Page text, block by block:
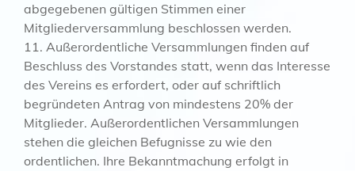
abgegebenen gültigen Stimmen einer
Mitgliederversammlung beschlossen werden.
11. Außerordentliche Versammlungen finden auf
Beschluss des Vorstandes statt, wenn das Interesse
des Vereins es erfordert, oder auf schriftlich
begründeten Antrag von mindestens 20% der
Mitglieder. Außerordentlichen Versammlungen
stehen die gleichen Befugnisse zu wie den
ordentlichen. Ihre Bekanntmachung erfolgt in